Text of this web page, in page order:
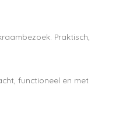
Praktisch,
functioneel en met